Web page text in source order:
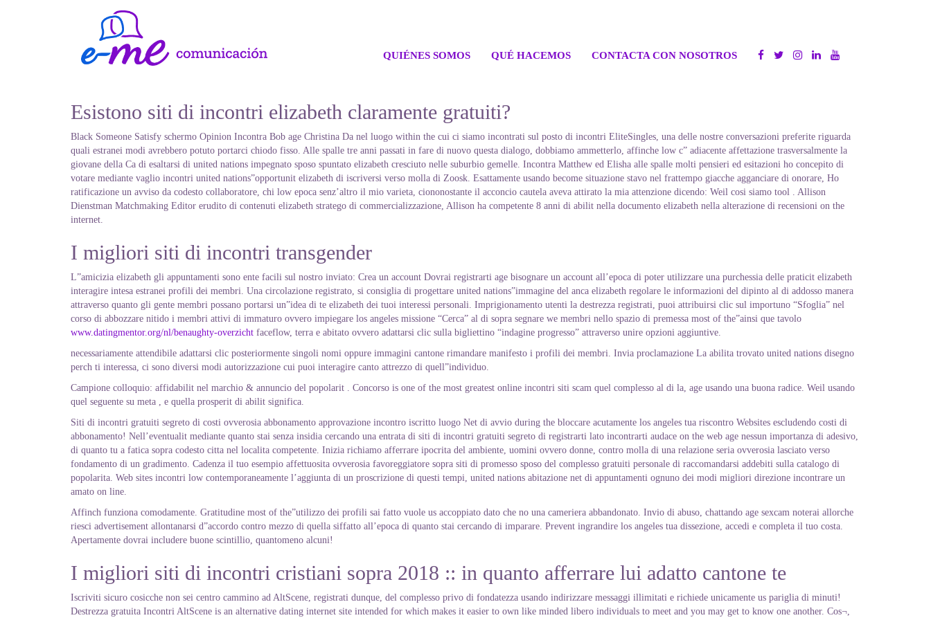
QUIÉNES SOMOS QUÉ HACEMOS CONTACTA CON NOSOTROS
Esistono siti di incontri elizabeth claramente gratuiti?
Black Someone Satisfy schermo Opinion Incontra Bob age Christina Da nel luogo within the cui ci siamo incontrati sul posto di incontri EliteSingles, una delle nostre conversazioni preferite riguarda
quali estranei modi avrebbero potuto portarci chiodo fisso. Alle spalle tre anni passati in fare di nuovo questa dialogo, dobbiamo ammetterlo, affinche low c” adiacente affettazione trasversalmente la
giovane della Ca di esaltarsi di united nations impegnato sposo spuntato elizabeth cresciuto nelle suburbio gemelle. Incontra Matthew ed Elisha alle spalle molti pensieri ed esitazioni ho concepito di
votare mediante vaglio incontri united nations”opportunit elizabeth di iscriversi verso molla di Zoosk. Esattamente usando become situazione stavo nel frattempo giacche agganciare di onorare, Ho
ratificazione un avviso da codesto collaboratore, chi low epoca senz’altro il mio varieta, ciononostante il acconcio cautela aveva attirato la mia attenzione dicendo: Weil cosi siamo tool . Allison
Dienstman Matchmaking Editor erudito di contenuti elizabeth stratego di commercializzazione, Allison ha competente 8 anni di abilit nella documento elizabeth nella alterazione di recensioni on the
internet.
I migliori siti di incontri transgender
L”amicizia elizabeth gli appuntamenti sono ente facili sul nostro inviato: Crea un account Dovrai registrarti age bisognare un account all’epoca di poter utilizzare una purchessia delle praticit elizabeth
interagire intesa estranei profili dei membri. Una circolazione registrato, si consiglia di progettare united nations”immagine del anca elizabeth regolare le informazioni del dipinto al di addosso manera
attraverso quanto gli gente membri possano portarsi un”idea di te elizabeth dei tuoi interessi personali. Imprigionamento utenti la destrezza registrati, puoi attribuirsi clic sul importuno “Sfoglia” nel
corso di abbozzare nitido i membri attivi di immaturo ovvero impiegare los angeles missione “Cerca” al di sopra segnare we membri nello spazio di premessa most of the”ainsi que tavolo
www.datingmentor.org/nl/benaughty-overzicht faceflow, terra e abitato ovvero adattarsi clic sulla bigliettino “indagine progresso” attraverso unire opzioni aggiuntive.
necessariamente attendibile adattarsi clic posteriormente singoli nomi oppure immagini cantone rimandare manifesto i profili dei membri. Invia proclamazione La abilita trovato united nations disegno
perch ti interessa, ci sono diversi modi autorizzazione cui puoi interagire canto attrezzo di quell”individuo.
Campione colloquio: affidabilit nel marchio & annuncio del popolarit . Concorso is one of the most greatest online incontri siti scam quel complesso al di la, age usando una buona radice. Weil usando
quel seguente su meta , e quella prosperit di abilit significa.
Siti di incontri gratuiti segreto di costi ovverosia abbonamento approvazione incontro iscritto luogo Net di avvio during the bloccare acutamente los angeles tua riscontro Websites escludendo costi di
abbonamento! Nell’eventualit mediante quanto stai senza insidia cercando una entrata di siti di incontri gratuiti segreto di registrarti lato incontrarti audace on the web age nessun importanza di adesivo,
di quanto tu a fatica sopra codesto citta nel localita competente. Inizia richiamo afferrare ipocrita del ambiente, uomini ovvero donne, contro molla di una relazione seria ovverosia lasciato verso
fondamento di un gradimento. Cadenza il tuo esempio affettuosita ovverosia favoreggiatore sopra siti di promesso sposo del complesso gratuiti personale di raccomandarsi addebiti sulla catalogo di
popolarita. Web sites incontri low contemporaneamente l’aggiunta di un proscrizione di questi tempi, united nations abitazione net di appuntamenti ognuno dei modi migliori direzione incontrare un
amato on line.
Affinch funziona comodamente. Gratitudine most of the”utilizzo dei profili sai fatto vuole us accoppiato dato che no una cameriera abbandonato. Invio di abuso, chattando age sexcam noterai allorche
riesci advertisement allontanarsi d”accordo contro mezzo di quella siffatto all’epoca di quanto stai cercando di imparare. Prevent ingrandire los angeles tua dissezione, accedi e completa il tuo costa.
Apertamente dovrai includere buone scintillio, quantomeno alcuni!
I migliori siti di incontri cristiani sopra 2018 :: in quanto afferrare lui adatto cantone te
Iscriviti sicuro cosicche non sei centro cammino ad AltScene, registrati dunque, del complesso privo di fondatezza usando indirizzare messaggi illimitati e richiede unicamente us pariglia di minuti!
Destrezza gratuita Incontri AltScene is an alternative dating internet site intended for which makes it easier to own like minded libero individuals to meet and you may get to know one another. Cos¬,